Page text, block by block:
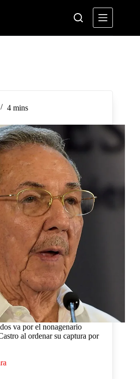
4 mins
va por el nonagenario
al ordenar su captura por